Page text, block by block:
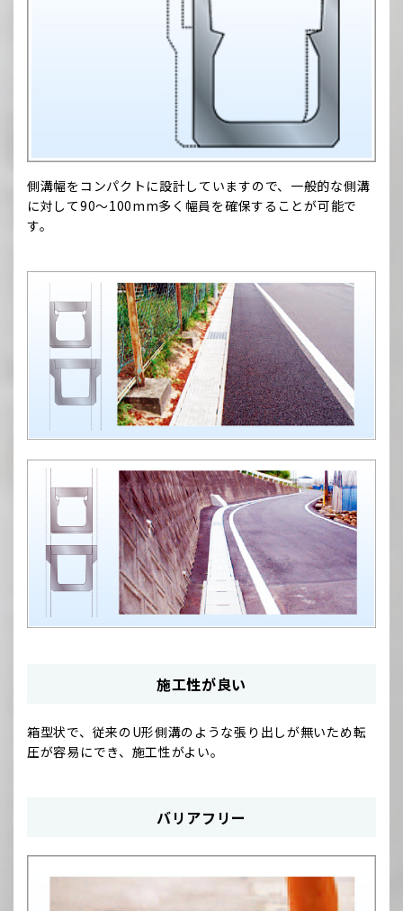
側溝幅をコンパクトに設計していますので、一般的な側溝
に対して90～100mm多く幅員を確保することが可能で
す。
施工性が良い
箱型状で、従来のU形側溝のような張り出しが無いため転
圧が容易にでき、施工性がよい。
バリアフリー